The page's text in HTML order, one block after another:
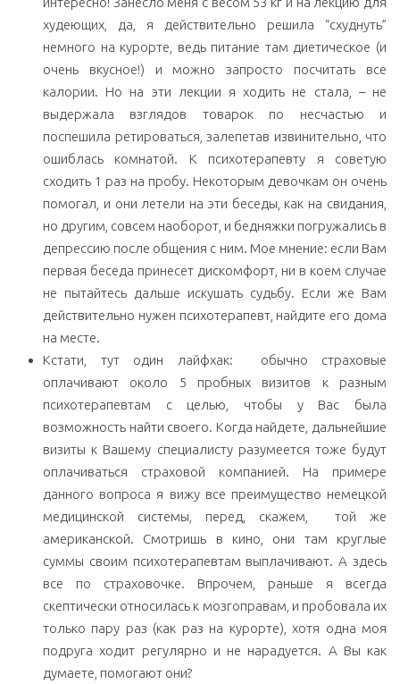
худеющих, да, я действительно решила “схуднуть”
немного на курорте, ведь питание там диетическое (и
очень вкусное!) и можно запросто посчитать все
калории. Но на эти лекции я ходить не стала, – не
выдержала взглядов товарок по несчастью и
поспешила ретироваться, залепетав извинительно, что
ошиблась комнатой. К психотерапевту я советую
сходить 1 раз на пробу. Некоторым девочкам он очень
помогал, и они летели на эти беседы, как на свидания,
но другим, совсем наоборот, и бедняжки погружались в
депрессию после общения с ним. Мое мнение: если Вам
первая беседа принесет дискомфорт, ни в коем случае
не пытайтесь дальше искушать судьбу. Если же Вам
действительно нужен психотерапевт, найдите его дома
на месте.
Кстати, тут один лайфхак: обычно страховые
оплачивают около 5 пробных визитов к разным
психотерапевтам с целью, чтобы у Вас была
возможность найти своего. Когда найдете, дальнейшие
визиты к Вашему специалисту разумеется тоже будут
оплачиваться страховой компанией. На примере
данного вопроса я вижу все преимущество немецкой
медицинской системы, перед, скажем, той же
американской. Смотришь в кино, они там круглые
суммы своим психотерапевтам выплачивают. А здесь
все по страховочке. Впрочем, раньше я всегда
скептически относилась к мозгоправам, и пробовала их
только пару раз (как раз на курорте), хотя одна моя
подруга ходит регулярно и не нарадуется. А Вы как
думаете, помогают они?